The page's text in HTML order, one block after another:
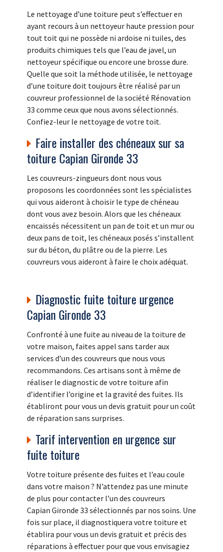
Le nettoyage d’une toiture peut s’effectuer en
ayant recours à un nettoyeur haute pression pour
tout toit qui ne possède ni ardoise ni tuiles, des
produits chimiques tels que l’eau de javel, un
nettoyeur spécifique ou encore une brosse dure.
Quelle que soit la méthode utilisée, le nettoyage
d’une toiture doit toujours être réalisé par un
couvreur professionnel de la société Rénovation
33 comme ceux que nous avons sélectionnés.
Confiez-leur le nettoyage de votre toit.
Faire installer des chéneaux sur sa
toiture Capian Gironde 33
Les couvreurs-zingueurs dont nous vous
proposons les coordonnées sont les spécialistes
qui vous aideront à choisir le type de chéneau
dont vous avez besoin. Alors que les chéneaux
encaissés nécessitent un pan de toit et un mur ou
deux pans de toit, les chéneaux posés s’installent
sur du béton, du plâtre ou de la pierre. Les
couvreurs vous aideront à faire le choix adéquat.
Diagnostic fuite toiture urgence
Capian Gironde 33
Confronté à une fuite au niveau de la toiture de
votre maison, faites appel sans tarder aux
services d’un des couvreurs que nous vous
recommandons. Ces artisans sont à même de
réaliser le diagnostic de votre toiture afin
d’identifier l’origine et la gravité des fuites. Ils
établiront pour vous un devis gratuit pour un coût
de réparation sans surprises.
Tarif intervention en urgence sur
fuite toiture
Votre toiture présente des fuites et l’eau coule
dans votre maison ? N’attendez pas une minute
de plus pour contacter l’un des couvreurs
Capian Gironde 33 sélectionnés par nos soins. Une
fois sur place, il diagnostiquera votre toiture et
établira pour vous un devis gratuit et précis des
réparations à effectuer pour que vous envisagiez